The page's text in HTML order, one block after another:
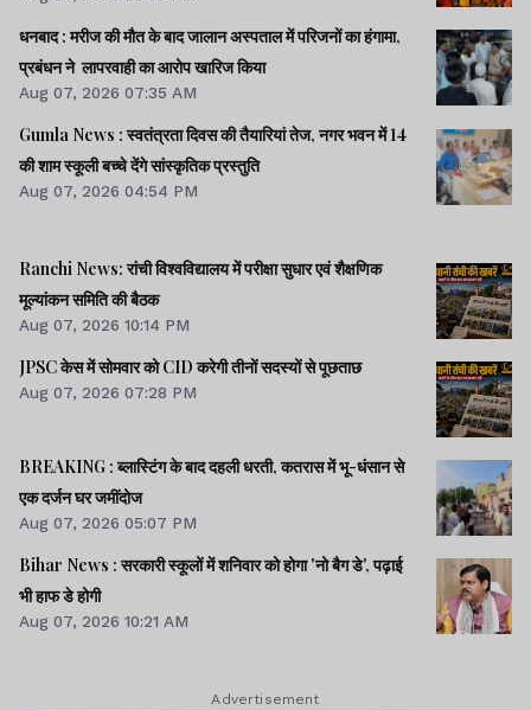
इससे न्यास समिति द्वारा किया गया खर्च संदेहास्पद
प्रतीत होता है. न्यास समिति द्वारा बैंक में किये गये
FD पर TDS की कटौती मंदिर पुनर्निर्माण समिति के
PAN- AAATJ5613J पर की जा रही है. इस मद में
प्रति माह 15-20 हजार रुपये की कटौती की जा रही
है. न्यायास समिति द्वारा की जा रही इन
अनियमितताओं के मद्देनजर उपायुक्त से मामले की
विस्तृत जांच कराने का अनुरोध किया गया है.
धनबाद : मरीज की मौत के बाद जालान अस्पताल में परिजनों का हंगामा,
प्रबंधन ने लापरवाही का आरोप खारिज किया
Aug 07, 2026 07:35 AM
Gumla News : स्वतंत्रता दिवस की तैयारियां तेज, नगर भवन में 14
की शाम स्कूली बच्चे देंगे सांस्कृतिक प्रस्तुति
Aug 07, 2026 04:54 PM
Ranchi News: रांची विश्वविद्यालय में परीक्षा सुधार एवं शैक्षणिक
मूल्यांकन समिति की बैठक
Aug 07, 2026 10:14 PM
JPSC केस में सोमवार को CID करेगी तीनों सदस्यों से पूछताछ
Aug 07, 2026 07:28 PM
BREAKING : ब्लास्टिंग के बाद दहली धरती, कतरास में भू-धंसान से
एक दर्जन घर जमींदोज
Aug 07, 2026 05:07 PM
Bihar News : सरकारी स्कूलों में शनिवार को होगा 'नो बैग डे', पढ़ाई
भी हाफ डे होगी
Aug 07, 2026 10:21 AM
Advertisement